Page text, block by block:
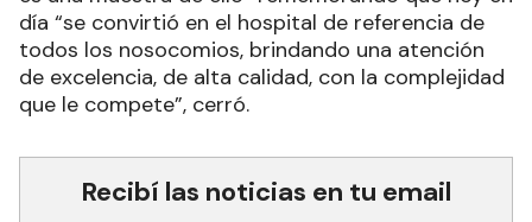
día “se convirtió en el hospital de referencia de
todos los nosocomios, brindando una atención
de excelencia, de alta calidad, con la complejidad
que le compete”, cerró.
Recibí las noticias en tu email